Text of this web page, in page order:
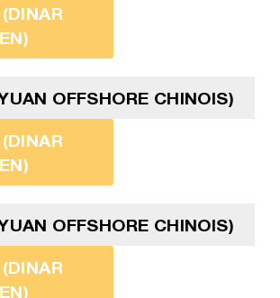
OFFSHORE CHINOIS)
OFFSHORE CHINOIS)